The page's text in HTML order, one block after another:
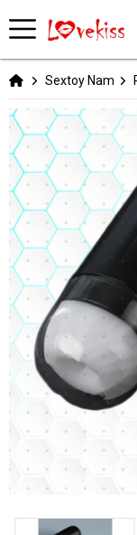
Sextoy Nam